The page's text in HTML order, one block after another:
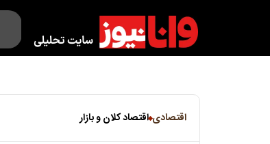
اقتصادی اقتصاد کلان و بازار